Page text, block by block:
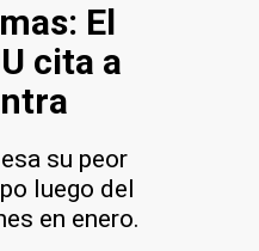
El
cita a
su peor
luego del
en enero.